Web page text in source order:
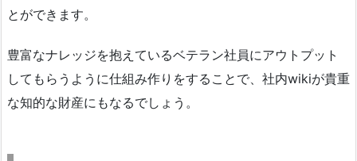
とができます。
豊富なナレッジを抱えているベテラン社員にアウトプット
してもらうように仕組み作りをすることで、社内wikiが貴重
な知的な財産にもなるでしょう。